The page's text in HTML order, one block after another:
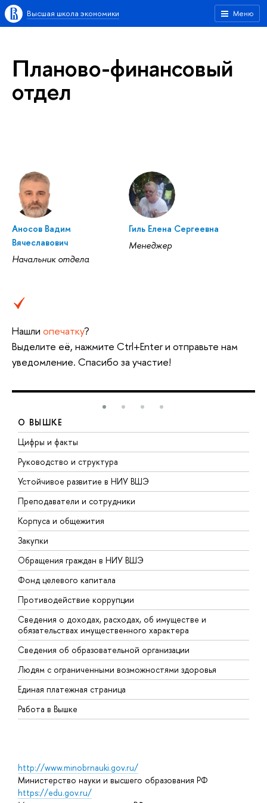
Меню
Высшая школа экономики
Планово-финансовый
отдел
Аносов Вадим
Вячеславович
Начальник отдела
Гиль Елена Сергеевна
Менеджер
Нашли опечатку?
Выделите её, нажмите Ctrl+Enter и отправьте нам
уведомление. Спасибо за участие!
О ВЫШКЕ
Цифры и факты
Руководство и структура
Устойчивое развитие в НИУ ВШЭ
Преподаватели и сотрудники
Корпуса и общежития
Закупки
Обращения граждан в НИУ ВШЭ
Фонд целевого капитала
Противодействие коррупции
Сведения о доходах, расходах, об имуществе и
обязательствах имущественного характера
Сведения об образовательной организации
Людям с ограниченными возможностями здоровья
Единая платежная страница
Работа в Вышке
http://www.minobrnauki.gov.ru/
Министерство науки и высшего образования РФ
https://edu.gov.ru/